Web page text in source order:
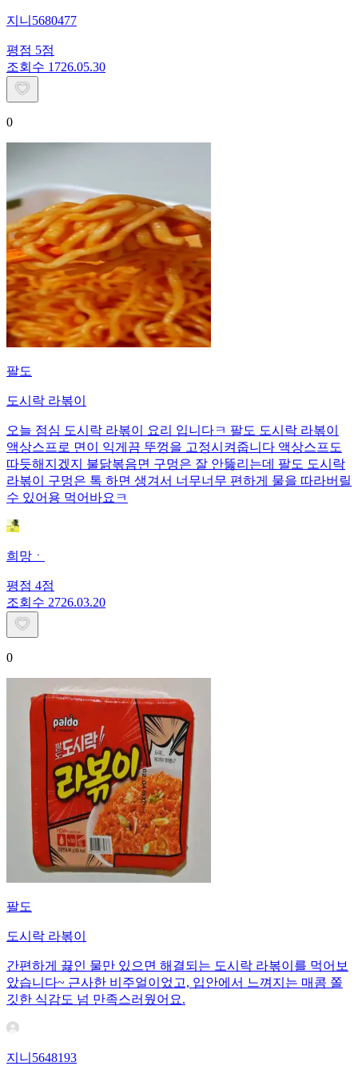
지니5680477
평점 5점
조회수 1726.05.30
0
팔도
도시락 라볶이
오늘 점심 도시락 라볶이 요리 입니다ㅋ 팔도 도시락 라볶이
액상스프로 면이 익게끔 뚜껑을 고정시켜줍니다 액상스프도
따듯해지겠지 불닭볶음면 구멍은 잘 안뚫리는데 팔도 도시락
라볶이 구멍은 톡 하면 생겨서 너무너무 편하게 물을 따라버릴
수 있어용 먹어바요ㅋ
희망ㆍ
평점 4점
조회수 2726.03.20
0
팔도
도시락 라볶이
간편하게 끓인 물만 있으면 해결되는 도시락 라볶이를 먹어보
았습니다~ 근사한 비주얼이었고, 입안에서 느껴지는 매콤 쫄
깃한 식감도 넘 만족스러웠어요.
지니5648193